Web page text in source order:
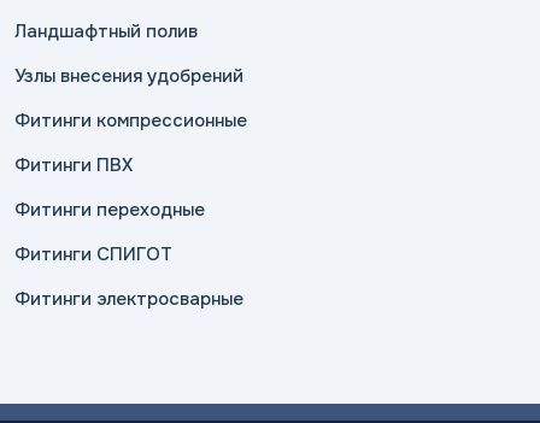
Ландшафтный полив
Узлы внесения удобрений
Фитинги компрессионные
Фитинги ПВХ
Фитинги переходные
Фитинги СПИГОТ
Фитинги электросварные